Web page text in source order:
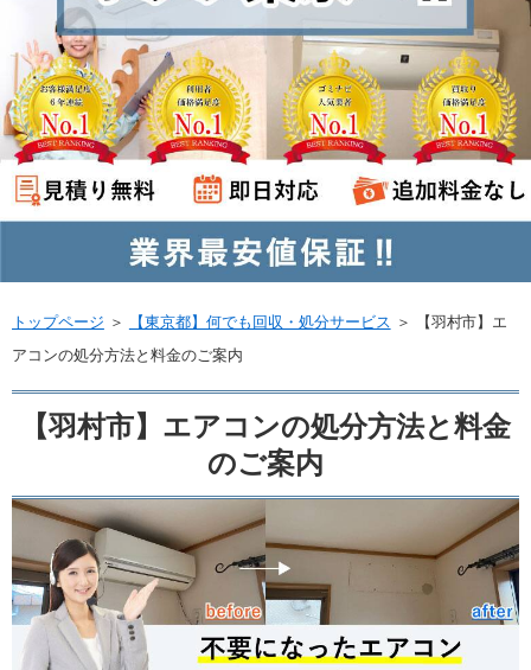
トップページ ＞ 【東京都】何でも回収・処分サービス ＞
【羽村市】エ
アコンの処分方法と料金のご案内
【羽村市】エアコンの処分方法と料金
のご案内